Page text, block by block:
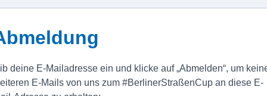
deine E-Mailadresse ein und klicke auf „Abmelden“, um
E-Mails von uns zum #BerlinerStraßenCup an diese E-